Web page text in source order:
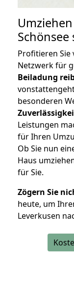
Schönsee
Profitieren
Netzwerk für
Beiladung
besonderen
Leistungen
für Ihren
Ob Sie nun
Haus
für Sie.
Zögern Sie
heute, um
Leverkusen